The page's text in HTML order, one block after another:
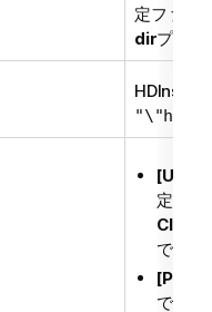
定ファイ
dirプロパ
定義さ
できま
で